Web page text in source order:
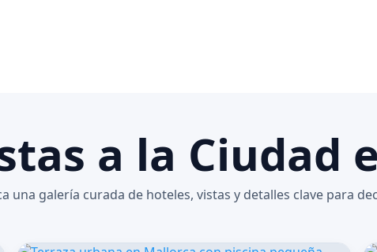
a la Ciudad
una galería curada de hoteles, vistas y detalles clave para